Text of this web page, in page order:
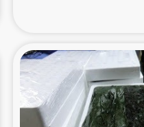
神原ゼミxパルシック
復興応援隊の活動